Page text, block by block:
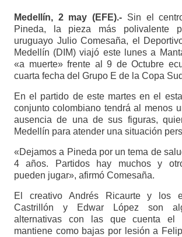
Medellín, 2 may (EFE).- Sin el
Pineda, la pieza más polivalente
uruguayo Julio Comesaña, el
Medellín (DIM) viajó este lunes a
«a muerte» frente al 9 de Octubre
cuarta fecha del Grupo E de la Copa
En el partido de este martes en el
conjunto colombiano tendrá al menos
ausencia de una de sus figuras,
Medellín para atender una situación
«Dejamos a Pineda por un tema de
4 años. Partidos hay muchos y
pueden jugar», afirmó Comesaña.
El creativo Andrés Ricaurte y los
Castrillón y Edwar López son
alternativas con las que cuenta el
mantiene como bajas por lesión a